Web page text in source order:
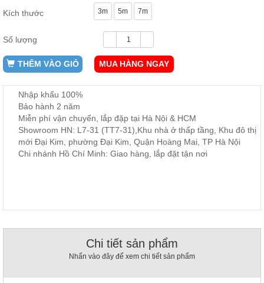
bếp
Nội
Ban
Vườn
Cây
Kích thước 3m 5m 7m
Số lượng
THÊM VÀO GIỎ MUA HÀNG NGAY
Nhập khẩu 100%
Bảo hành 2 năm
Miễn phí vận chuyển, lắp đặp tại Hà Nội & HCM
Showroom HN: L7-31 (TT7-31),Khu nhà ở thấp tầng, Khu đô thị
mới Đại Kim, phường Đại Kim, Quận Hoàng Mai, TP Hà Nội
Chi nhánh Hồ Chí Minh: Giao hàng, lắp đặt tận nơi
Chi tiết sản phẩm
Nhấn vào đây để xem chi tiết sản phẩm